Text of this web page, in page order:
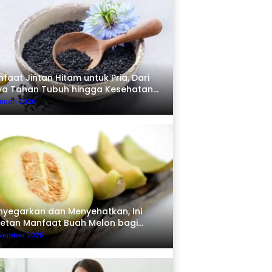
Jintan Hitam untuk Pria, Dari
Tahan Tubuh hingga Kesehatan
2026
dan Menyehatkan, Ini
Manfaat Buah Melon bagi
2025